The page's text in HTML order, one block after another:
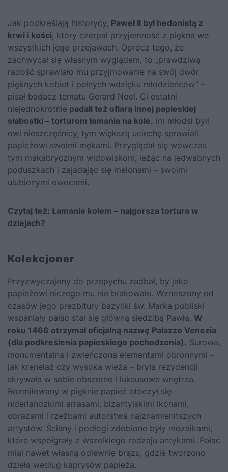
Jak podkreślają historycy, Paweł II był hedonistą z
krwi i kości, który czerpał przyjemność z piękna we
wszystkich jego przejawach. Oprócz tego, że
zachwycał się własnym wyglądem, to „prawdziwą
radość sprawiało mu przyjmowanie na swój dwór
pięknych kobiet i pełnych wdzięku młodzieńców” –
pisał badacz tematu Gerard Noel. Ci ostatni
niejednokrotnie padali też ofiarą innej papieskiej
słabostki – torturom łamania na kole. Im młodsi byli
owi nieszczęśnicy, tym większą uciechę sprawiali
papieżowi swoimi mękami. Przyglądał się wówczas
tym makabrycznym widowiskom, leżąc na jedwabnych
poduszkach i zajadając się melonami – swoimi
ulubionymi owocami.
Czytaj też: Łamanie kołem – najgorsza tortura w
dziejach?
Kolekcjoner
Przyzwyczajony do przepychu zadbał, by jako
papieżowi niczego mu nie brakowało. Wznoszony od
czasów jego prezbitury bazyliki św. Marka pobliski
wspaniały pałac stał się główną siedzibą Pawła. W
roku 1466 otrzymał oficjalną nazwę Palazzo Venezia
(dla podkreślenia papieskiego pochodzenia). Surowa,
monumentalna i zwieńczona elementami obronnymi –
jak krenelaż czy wysoka wieża – bryła rezydencji
skrywała w sobie obszerne i luksusowe wnętrza.
Rozmiłowany w pięknie papież otoczył się
niderlandzkimi arrasami, bizantyjskimi ikonami,
obrazami i rzeźbami autorstwa najznamienitszych
artystów. Ściany i podłogi zdobione były mozaikami,
które współgrały z wszelkiego rodzaju antykami. Pałac
miał nawet własną odlewnię brązu, gdzie tworzono
dzieła według kaprysów papieża.